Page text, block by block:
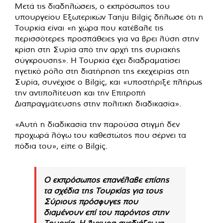
Μετά τις διαδηλώσεις, ο εκπρόσωπος του
υπουργείου Εξωτερικών Tanju Bilgiç δήλωσε ότι η
Τουρκία είναι «η χώρα που κατέβαλε τις
περισσότερες προσπάθειες για να βρει λύση στην
κρίση στη Συρία από την αρχή της συριακής
σύγκρουσης». Η Τουρκία έχει διαδραματίσει
ηγετικό ρόλο στη διατήρηση της εκεχειρίας στη
Συρία, συνέχισε ο Bilgiç, και «υποστήριξε πλήρως
την αντιπολίτευση και την Επιτροπή
Διαπραγμάτευσης στην πολιτική διαδικασία».
«Αυτή η διαδικασία την παρούσα στιγμή δεν
προχωρά λόγω του καθεστώτος που σέρνει τα
πόδια του», είπε ο Bilgiç.
Ο εκπρόσωπος επανέλαβε επίσης
τα σχέδια της Τουρκίας για τους
Σύριους πρόσφυγες που
διαμένουν επί του παρόντος στην